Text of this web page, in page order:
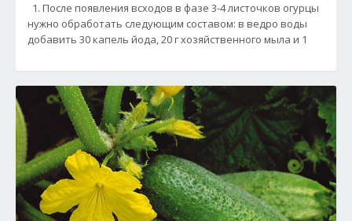
1. После появления всходов в фазе 3-4 листочков огурцы
нужно обработать следующим составом: в ведро воды
добавить 30 капель йода, 20 г хозяйственного мыла и 1